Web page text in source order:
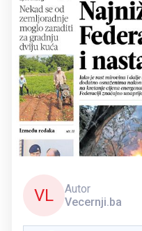
VL
Autor
Vecernji.ba